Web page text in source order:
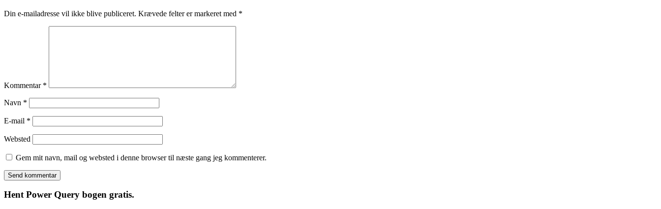
Din e-mailadresse vil ikke blive publiceret. Krævede felter er markeret med *
Kommentar *
Navn *
E-mail *
Websted
Gem mit navn, mail og websted i denne browser til næste gang jeg kommenterer.
Hent Power Query bogen gratis.